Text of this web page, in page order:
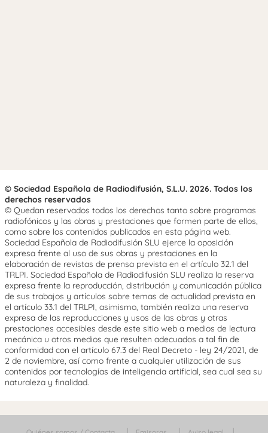
© Sociedad Española de Radiodifusión, S.L.U. 2026. Todos los
derechos reservados
© Quedan reservados todos los derechos tanto sobre programas
radiofónicos y las obras y prestaciones que formen parte de ellos,
como sobre los contenidos publicados en esta página web.
Sociedad Española de Radiodifusión SLU ejerce la oposición
expresa frente al uso de sus obras y prestaciones en la
elaboración de revistas de prensa prevista en el artículo 32.1 del
TRLPI. Sociedad Española de Radiodifusión SLU realiza la reserva
expresa frente la reproducción, distribución y comunicación pública
de sus trabajos y artículos sobre temas de actualidad prevista en
el artículo 33.1 del TRLPI, asimismo, también realiza una reserva
expresa de las reproducciones y usos de las obras y otras
prestaciones accesibles desde este sitio web a medios de lectura
mecánica u otros medios que resulten adecuados a tal fin de
conformidad con el artículo 67.3 del Real Decreto - ley 24/2021, de
2 de noviembre, así como frente a cualquier utilización de sus
contenidos por tecnologías de inteligencia artificial, sea cual sea su
naturaleza y finalidad.